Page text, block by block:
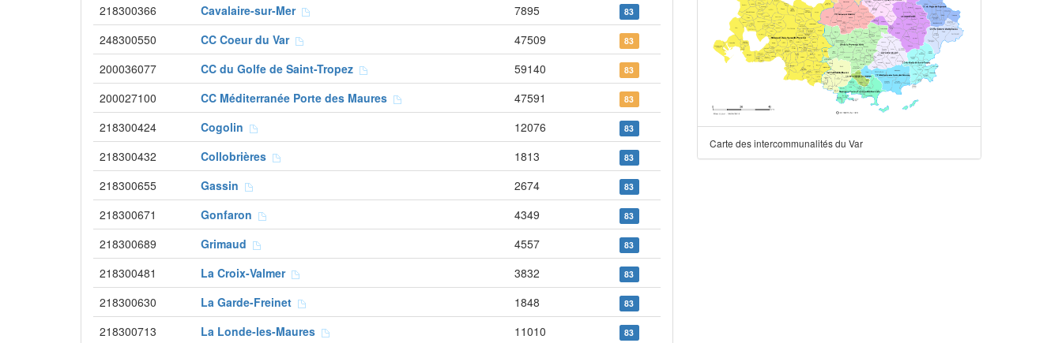
218300366 Cavalaire-sur-Mer 7895 83
248300550 CC Coeur du Var 47509 83
200036077 CC du Golfe de Saint-Tropez 59140 83
200027100 CC Méditerranée Porte des Maures 47591 83
218300424 Cogolin 12076 83
218300432 Collobrières 1813 83
218300655 Gassin 2674 83
218300671 Gonfaron 4349 83
218300689 Grimaud 4557 83
218300481 La Croix-Valmer 3832 83
218300630 La Garde-Freinet 1848 83
218300713 La Londe-les-Maures 11010 83
Carte des intercommunalités du Var